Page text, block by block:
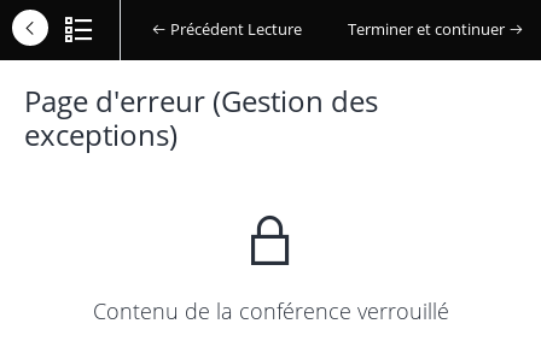
Précédent Lecture Terminer et continuer
Page d'erreur (Gestion des
exceptions)
Contenu de la conférence verrouillé